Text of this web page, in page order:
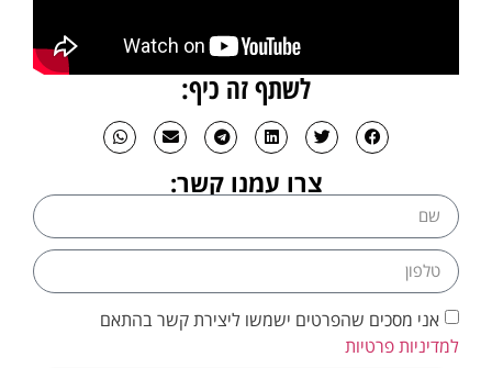
לשתף זה כיף:
צרו עמנו קשר:
אני מסכים שהפרטים ישמשו ליצירת קשר בהתאם
למדיניות פרטיות